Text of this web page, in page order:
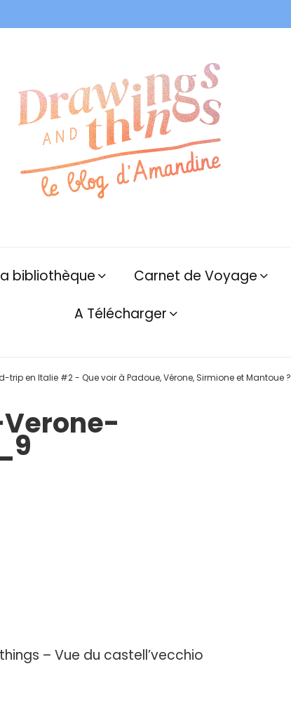
bibliothèque Carnet de Voyage
A Télécharger
trip en Italie #2 - Que voir à Padoue, Vérone, Sirmione et Mantoue ?
– Vue du castell’vecchio